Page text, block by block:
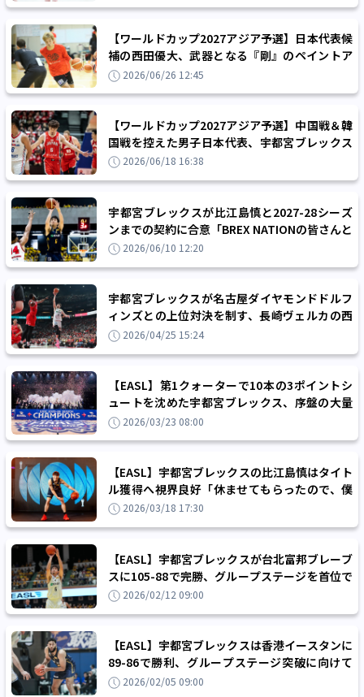
【ワールドカップ2027アジア予選】日本代表候
補の西田優大、武器となる『剛』のペイントア
タックと新たなエースとして芽生えた決意
2026/06/26 12:45
【ワールドカップ2027アジア予選】中国戦＆韓
国戦を控えた男子日本代表、宇都宮ブレックス
の比江島慎ら7名を強化合宿に追加招集
2026/06/18 16:38
宇都宮ブレックスが比江島慎と2027-28シーズ
ンまでの契約に合意「BREX NATIONの皆さんと
ともに最高のシーズンにしたい」
2026/06/10 12:20
宇都宮ブレックスが名古屋ダイヤモンドドルフ
ィンズとの上位対決を制す、長崎ヴェルカの西
地区優勝が決定
2026/04/25 15:24
【EASL】第1クォーターで10本の3ポイントシ
ュートを沈めた宇都宮ブレックス、序盤の大量
リードを最後まで守り抜き初の栄冠！
2026/03/23 08:00
【EASL】宇都宮ブレックスの比江島慎はタイト
ル獲得へ視界良好「休ませてもらったので、僕
は準備万端です」
2026/03/18 17:30
【EASL】宇都宮ブレックスが台北富邦ブレーブ
スに105-88で完勝、グループステージを首位で
通過してファイナルズ進出を決める！
2026/02/12 09:00
【EASL】宇都宮ブレックスは香港イースタンに
89-86で勝利、グループステージ突破に向けて
大きな1勝をつかむ
2026/02/05 09:00